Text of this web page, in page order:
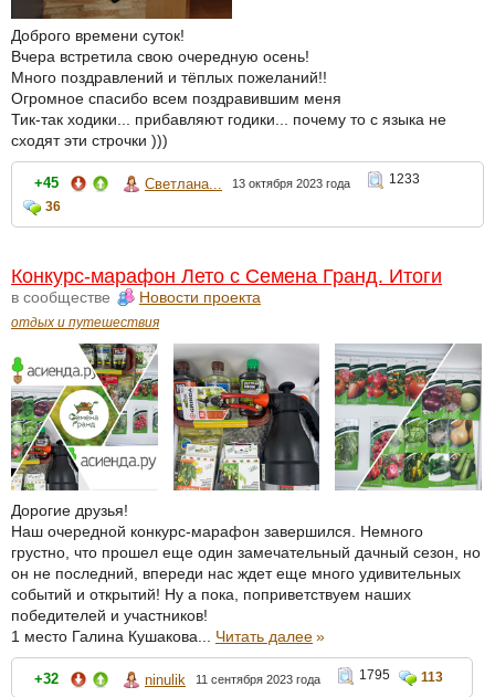
Доброго времени суток!
Вчера встретила свою очередную осень!
Много поздравлений и тёплых пожеланий!!
Огромное спасибо всем поздравившим меня
Тик-так ходики... прибавляют годики... почему то с языка не
сходят эти строчки )))
+45 Светлана... 13 октября 2023 года
1233
36
Конкурс-марафон Лето с Семена Гранд. Итоги
в сообществе Новости проекта
отдых и путешествия
Дорогие друзья!
Наш очередной конкурс-марафон завершился. Немного
грустно, что прошел еще один замечательный дачный сезон, но
он не последний, впереди нас ждет еще много удивительных
событий и открытий! Ну а пока, поприветствуем наших
победителей и участников!
1 место Галина Кушакова... Читать далее»
+32 ninulik 11 сентября 2023 года 1795 113